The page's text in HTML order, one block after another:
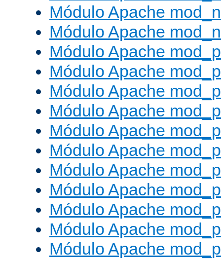
Módulo Apache
Módulo Apache
Módulo Apache
Módulo Apache
Módulo Apache
Módulo Apache
Módulo Apache
Módulo Apache
Módulo Apache
Módulo Apache
Módulo Apache
Módulo Apache
Módulo Apache